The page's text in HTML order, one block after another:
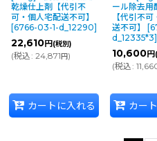
乾燥仕上剤【代引不
可・個人宅配送不可】
[6766-03-1-d_12290]
22,610円(税別)
(税込: 24,871円)
カートに入れる
ール除去用
【代引不
送不可】
[
d_12335*3]
10,600円
(税込:
カー